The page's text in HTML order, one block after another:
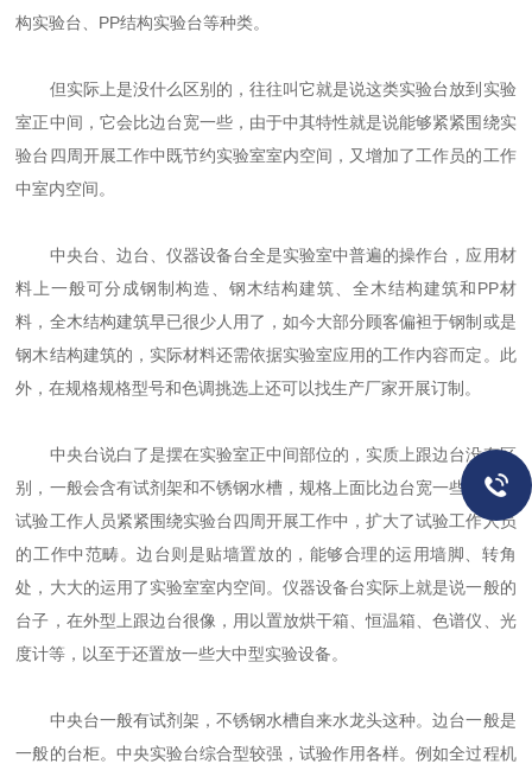
构实验台、PP结构实验台等种类。
但实际上是没什么区别的，往往叫它就是说这类实验台放到实验
室正中间，它会比边台宽一些，由于中其特性就是说能够紧紧围绕实
验台四周开展工作中既节约实验室室内空间，又增加了工作员的工作
中室内空间。
中央台、边台、仪器设备台全是实验室中普遍的操作台，应用材
料上一般可分成钢制构造、钢木结构建筑、全木结构建筑和PP材
料，全木结构建筑早已很少人用了，如今大部分顾客偏袒于钢制或是
钢木结构建筑的，实际材料还需依据实验室应用的工作内容而定。此
外，在规格规格型号和色调挑选上还可以找生产厂家开展订制。
中央台说白了是摆在实验室正中间部位的，实质上跟边台没有区
别，一般会含有试剂架和不锈钢水槽，规格上面比边台宽一些，便捷
试验工作人员紧紧围绕实验台四周开展工作中，扩大了试验工作人员
的工作中范畴。边台则是贴墙置放的，能够合理的运用墙脚、转角
处，大大的运用了实验室室内空间。仪器设备台实际上就是说一般的
台子，在外型上跟边台很像，用以置放烘干箱、恒温箱、色谱仪、光
度计等，以至于还置放一些大中型实验设备。
中央台一般有试剂架，不锈钢水槽自来水龙头这种。边台一般是
一般的台柜。中央实验台综合型较强，试验作用各样。例如全过程机